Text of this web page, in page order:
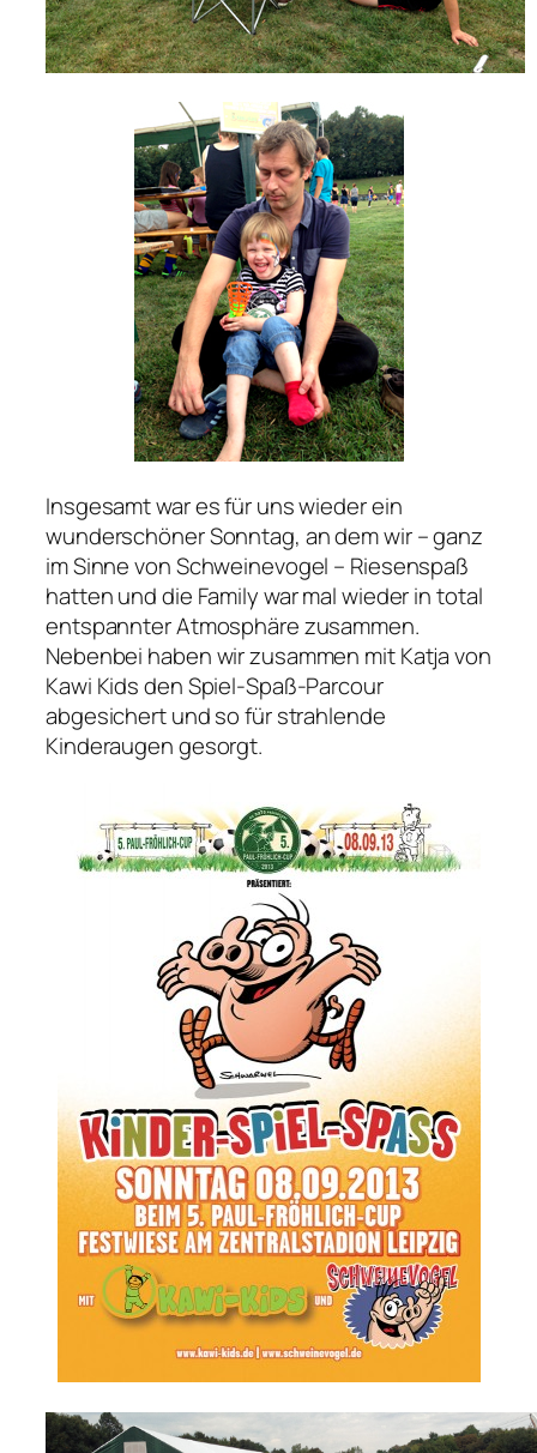
Insgesamt war es für uns wieder ein
wunderschöner Sonntag, an dem wir – ganz
im Sinne von Schweinevogel – Riesenspaß
hatten und die Family war mal wieder in total
entspannter Atmosphäre zusammen.
Nebenbei haben wir zusammen mit Katja von
Kawi Kids den Spiel-Spaß-Parcour
abgesichert und so für strahlende
Kinderaugen gesorgt.